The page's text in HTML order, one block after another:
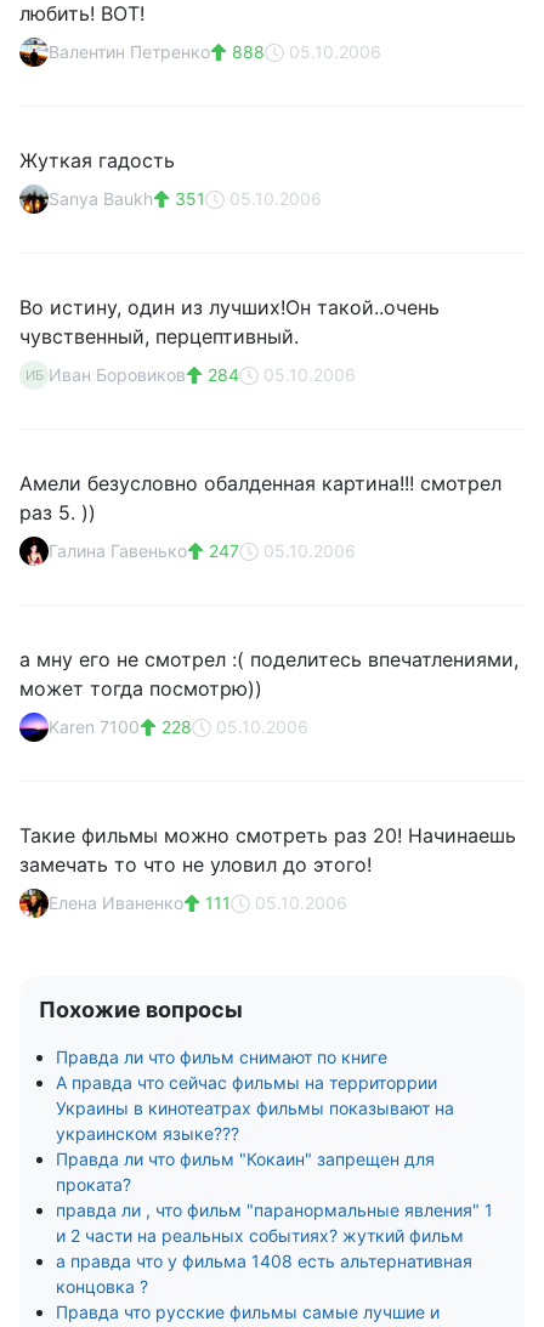
любить! ВОТ!
Валентин Петренко 888 05.10.2006
Жуткая гадость
Sanya Baukh 351 05.10.2006
Во истину, один из лучших!Он такой..очень
чувственный, перцептивный.
ИБ Иван Боровиков 284 05.10.2006
Амели безусловно обалденная картина!!! смотрел
раз 5. ))
Галина Гавенько 247 05.10.2006
а мну его не смотрел :( поделитесь впечатлениями,
может тогда посмотрю))
Karen 7100 228 05.10.2006
Такие фильмы можно смотреть раз 20! Начинаешь
замечать то что не уловил до этого!
Елена Иваненко 111 05.10.2006
Похожие вопросы
Правда ли что фильм снимают по книге
А правда что сейчас фильмы на территоррии
Украины в кинотеатрах фильмы показывают на
украинском языке???
Правда ли что фильм "Кокаин" запрещен для
проката?
правда ли , что фильм "паранормальные явления" 1
и 2 части на реальных событиях? жуткий фильм
а правда что у фильма 1408 есть альтернативная
концовка ?
Правда что русские фильмы самые лучшие и